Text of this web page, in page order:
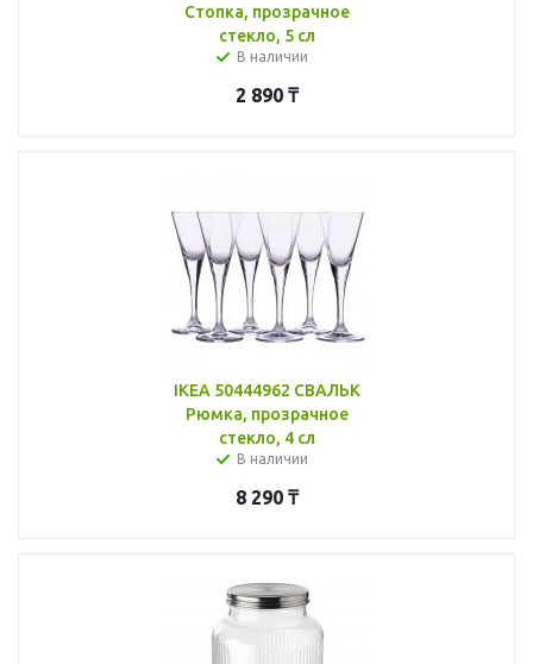
Стопка, прозрачное
стекло, 5 сл
В наличии
2 890 ₸
IKEA 50444962 СВАЛЬК
Рюмка, прозрачное
стекло, 4 сл
В наличии
8 290 ₸